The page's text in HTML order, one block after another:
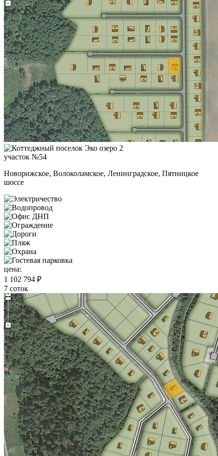
участок №54
Новорижское, Волоколамское, Ленинградское, Пятницкое
шоссе
цена:
1 102 794 ₽
7 соток